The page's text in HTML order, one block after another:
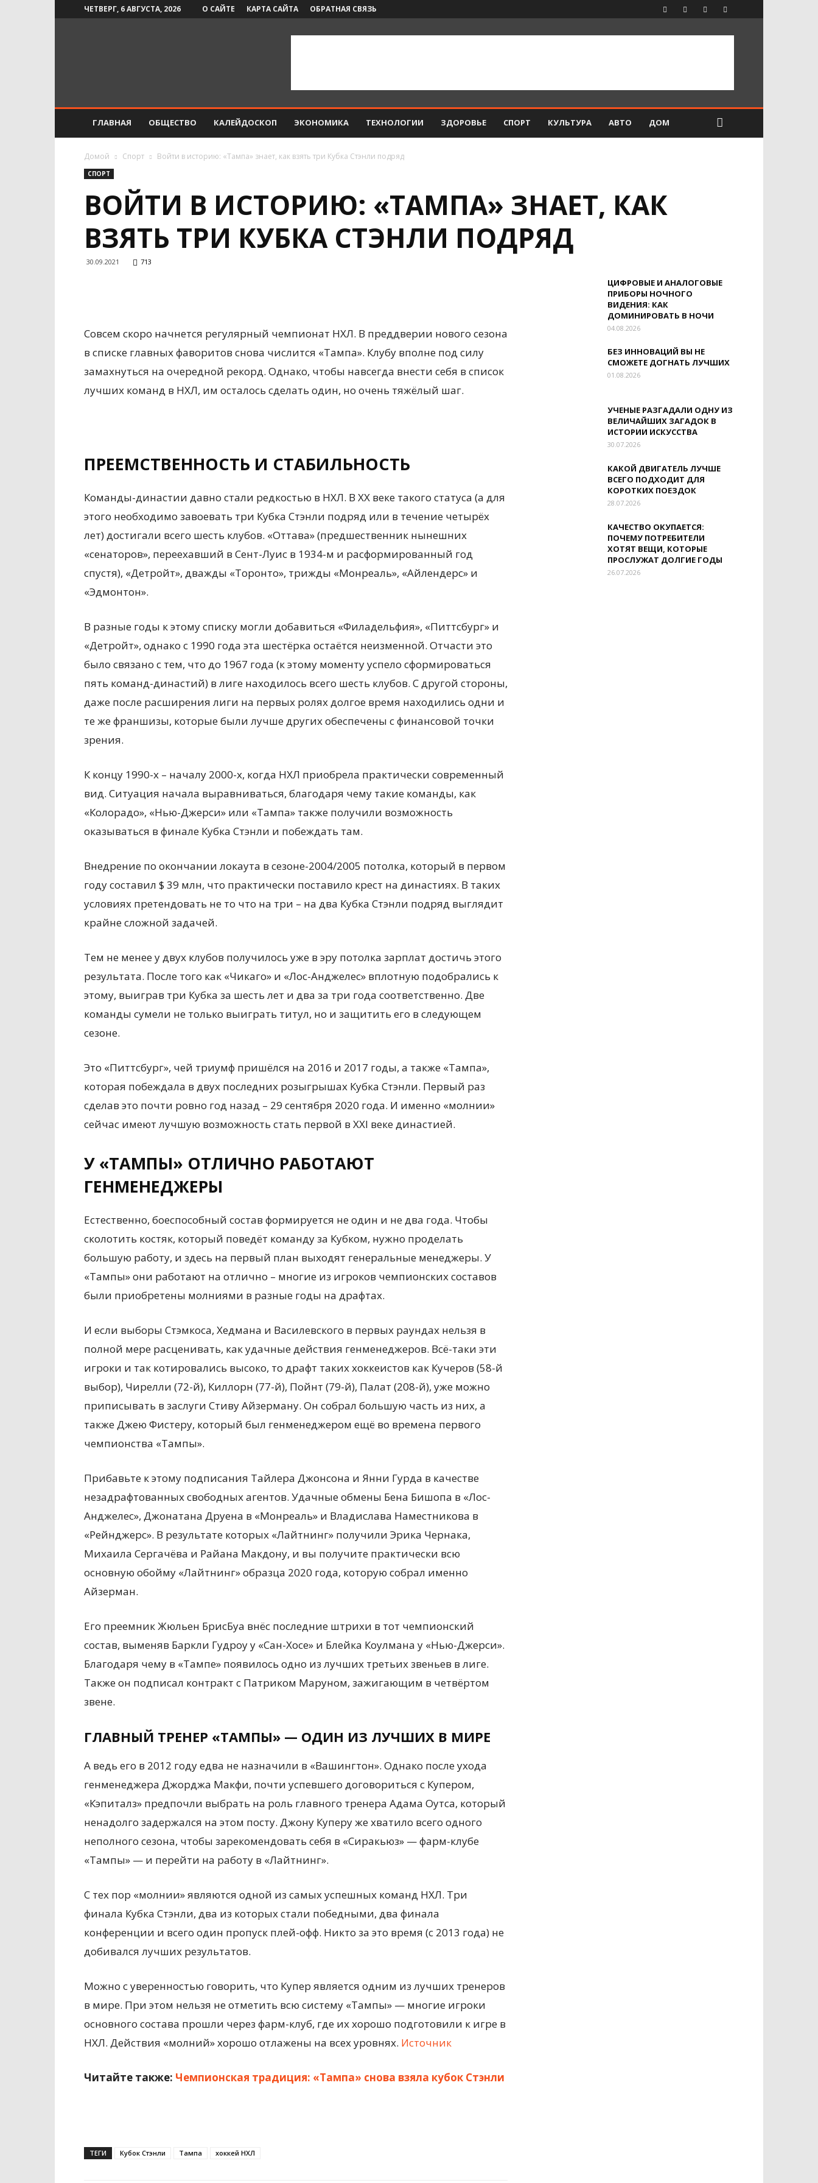
ЧЕТВЕРГ, 6 АВГУСТА, 2026 О САЙТЕ КАРТА САЙТА ОБРАТНАЯ СВЯЗЬ
ГЛАВНАЯ ОБЩЕСТВО КАЛЕЙДОСКОП ЭКОНОМИКА ТЕХНОЛОГИИ ЗДОРОВЬЕ СПОРТ КУЛЬТУРА АВТО ДОМ
Домой Спорт Войти в историю: «Тампа» знает, как взять три Кубка Стэнли подряд
СПОРТ
ВОЙТИ В ИСТОРИЮ: «ТАМПА» ЗНАЕТ, КАК
ВЗЯТЬ ТРИ КУБКА СТЭНЛИ ПОДРЯД
30.09.2021 713
Совсем скоро начнется регулярный чемпионат НХЛ. В преддверии нового сезона
в списке главных фаворитов снова числится «Тампа». Клубу вполне под силу
замахнуться на очередной рекорд. Однако, чтобы навсегда внести себя в список
лучших команд в НХЛ, им осталось сделать один, но очень тяжёлый шаг.
ПРЕЕМСТВЕННОСТЬ И СТАБИЛЬНОСТЬ
Команды-династии давно стали редкостью в НХЛ. В ХХ веке такого статуса (а для
этого необходимо завоевать три Кубка Стэнли подряд или в течение четырёх
лет) достигали всего шесть клубов. «Оттава» (предшественник нынешних
«сенаторов», переехавший в Сент-Луис в 1934-м и расформированный год
спустя), «Детройт», дважды «Торонто», трижды «Монреаль», «Айлендерс» и
«Эдмонтон».
В разные годы к этому списку могли добавиться «Филадельфия», «Питтсбург» и
«Детройт», однако с 1990 года эта шестёрка остаётся неизменной. Отчасти это
было связано с тем, что до 1967 года (к этому моменту успело сформироваться
пять команд-династий) в лиге находилось всего шесть клубов. С другой стороны,
даже после расширения лиги на первых ролях долгое время находились одни и
те же франшизы, которые были лучше других обеспечены с финансовой точки
зрения.
К концу 1990-х – началу 2000-х, когда НХЛ приобрела практически современный
вид. Ситуация начала выравниваться, благодаря чему такие команды, как
«Колорадо», «Нью-Джерси» или «Тампа» также получили возможность
оказываться в финале Кубка Стэнли и побеждать там.
Внедрение по окончании локаута в сезоне-2004/2005 потолка, который в первом
году составил $ 39 млн, что практически поставило крест на династиях. В таких
условиях претендовать не то что на три – на два Кубка Стэнли подряд выглядит
крайне сложной задачей.
Тем не менее у двух клубов получилось уже в эру потолка зарплат достичь этого
результата. После того как «Чикаго» и «Лос-Анджелес» вплотную подобрались к
этому, выиграв три Кубка за шесть лет и два за три года соответственно. Две
команды сумели не только выиграть титул, но и защитить его в следующем
сезоне.
Это «Питтсбург», чей триумф пришёлся на 2016 и 2017 годы, а также «Тампа»,
которая побеждала в двух последних розыгрышах Кубка Стэнли. Первый раз
сделав это почти ровно год назад – 29 сентября 2020 года. И именно «молнии»
сейчас имеют лучшую возможность стать первой в XXI веке династией.
У «ТАМПЫ» ОТЛИЧНО РАБОТАЮТ
ГЕНМЕНЕДЖЕРЫ
Естественно, боеспособный состав формируется не один и не два года. Чтобы
сколотить костяк, который поведёт команду за Кубком, нужно проделать
большую работу, и здесь на первый план выходят генеральные менеджеры. У
«Тампы» они работают на отлично – многие из игроков чемпионских составов
были приобретены молниями в разные годы на драфтах.
И если выборы Стэмкоса, Хедмана и Василевского в первых раундах нельзя в
полной мере расценивать, как удачные действия генменеджеров. Всё-таки эти
игроки и так котировались высоко, то драфт таких хоккеистов как Кучеров (58-й
выбор), Чирелли (72-й), Киллорн (77-й), Пойнт (79-й), Палат (208-й), уже можно
приписывать в заслуги Стиву Айзерману. Он собрал большую часть из них, а
также Джею Фистеру, который был генменеджером ещё во времена первого
чемпионства «Тампы».
Прибавьте к этому подписания Тайлера Джонсона и Янни Гурда в качестве
незадрафтованных свободных агентов. Удачные обмены Бена Бишопа в «Лос-
Анджелес», Джонатана Друена в «Монреаль» и Владислава Наместникова в
«Рейнджерс». В результате которых «Лайтнинг» получили Эрика Чернака,
Михаила Сергачёва и Райана Макдону, и вы получите практически всю
основную обойму «Лайтнинг» образца 2020 года, которую собрал именно
Айзерман.
Его преемник Жюльен БрисБуа внёс последние штрихи в тот чемпионский
состав, выменяв Баркли Гудроу у «Сан-Хосе» и Блейка Коулмана у «Нью-Джерси».
Благодаря чему в «Тампе» появилось одно из лучших третьих звеньев в лиге.
Также он подписал контракт с Патриком Маруном, зажигающим в четвёртом
звене.
ГЛАВНЫЙ ТРЕНЕР «ТАМПЫ» — ОДИН ИЗ ЛУЧШИХ В МИРЕ
А ведь его в 2012 году едва не назначили в «Вашингтон». Однако после ухода
генменеджера Джорджа Макфи, почти успевшего договориться с Купером,
«Кэпиталз» предпочли выбрать на роль главного тренера Адама Оутса, который
ненадолго задержался на этом посту. Джону Куперу же хватило всего одного
неполного сезона, чтобы зарекомендовать себя в «Сиракьюз» — фарм-клубе
«Тампы» — и перейти на работу в «Лайтнинг».
С тех пор «молнии» являются одной из самых успешных команд НХЛ. Три
финала Кубка Стэнли, два из которых стали победными, два финала
конференции и всего один пропуск плей-офф. Никто за это время (с 2013 года) не
добивался лучших результатов.
Можно с уверенностью говорить, что Купер является одним из лучших тренеров
в мире. При этом нельзя не отметить всю систему «Тампы» — многие игроки
основного состава прошли через фарм-клуб, где их хорошо подготовили к игре в
НХЛ. Действия «молний» хорошо отлажены на всех уровнях. Источник
Читайте также: Чемпионская традиция: «Тампа» снова взяла кубок Стэнли
ТЕГИ Кубок Стэнли Тампа хоккей НХЛ
ЦИФРОВЫЕ И АНАЛОГОВЫЕ
ПРИБОРЫ НОЧНОГО
ВИДЕНИЯ: КАК
ДОМИНИРОВАТЬ В НОЧИ
04.08.2026
БЕЗ ИННОВАЦИЙ ВЫ НЕ
СМОЖЕТЕ ДОГНАТЬ ЛУЧШИХ
01.08.2026
УЧЕНЫЕ РАЗГАДАЛИ ОДНУ ИЗ
ВЕЛИЧАЙШИХ ЗАГАДОК В
ИСТОРИИ ИСКУССТВА
30.07.2026
КАКОЙ ДВИГАТЕЛЬ ЛУЧШЕ
ВСЕГО ПОДХОДИТ ДЛЯ
КОРОТКИХ ПОЕЗДОК
28.07.2026
КАЧЕСТВО ОКУПАЕТСЯ:
ПОЧЕМУ ПОТРЕБИТЕЛИ
ХОТЯТ ВЕЩИ, КОТОРЫЕ
ПРОСЛУЖАТ ДОЛГИЕ ГОДЫ
26.07.2026